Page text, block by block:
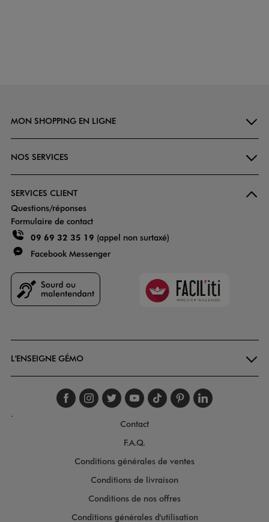
MON SHOPPING EN LIGNE
NOS SERVICES
SERVICES CLIENT
Questions/réponses
Formulaire de contact
09 69 32 35 19 (appel non surtaxé)
Facebook Messenger
Faciliti
L'ENSEIGNE GÉMO
Suivez-nous sur
Suivez-nous sur
Suivez-nous sur
Suivez-nous
Suivez-nous
Suivez-
.
Contact
F.A.Q.
Conditions générales de ventes
Conditions de livraison
Conditions de nos offres
Conditions générales d'utilisation